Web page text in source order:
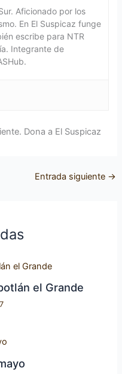
Aficionado por los
En El Suspicaz funge
escribe para NTR
Integrante de
Dona a El Suspicaz
Entrada siguiente →
el Grande